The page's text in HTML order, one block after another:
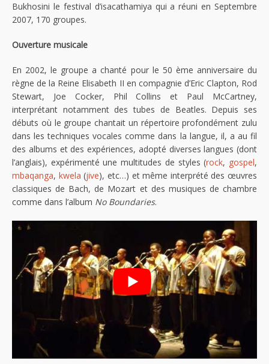
Bukhosini le festival d’isacathamiya qui a réuni en Septembre
2007, 170 groupes.
Ouverture musicale
En 2002, le groupe a chanté pour le 50 ème anniversaire du
règne de la Reine Elisabeth II en compagnie d’Eric Clapton, Rod
Stewart, Joe Cocker, Phil Collins et Paul McCartney,
interprétant notamment des tubes de Beatles. Depuis ses
débuts où le groupe chantait un répertoire profondément zulu
dans les techniques vocales comme dans la langue, il, a au fil
des albums et des expériences, adopté diverses langues (dont
l’anglais), expérimenté une multitudes de styles (rock, gospel,
mbaqanga, kwela (jive), etc…) et même interprété des œuvres
classiques de Bach, de Mozart et des musiques de chambre
comme dans l’album No Boundaries.